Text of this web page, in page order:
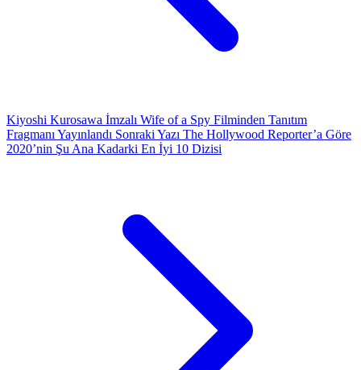
Kiyoshi Kurosawa İmzalı Wife of a Spy Filminden Tanıtım
Fragmanı Yayınlandı Sonraki Yazı The Hollywood Reporter’a Göre
2020’nin Şu Ana Kadarki En İyi 10 Dizisi